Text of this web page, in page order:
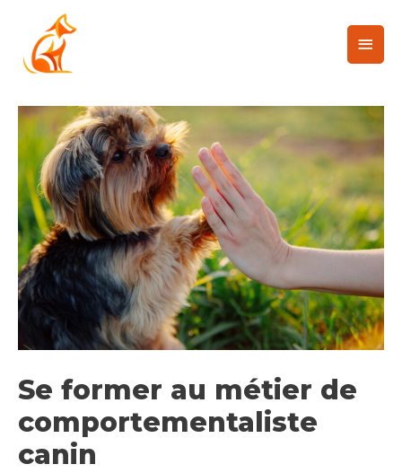
Se former au métier de
comportementaliste
canin